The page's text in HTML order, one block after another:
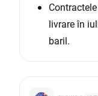
livrare în
baril.